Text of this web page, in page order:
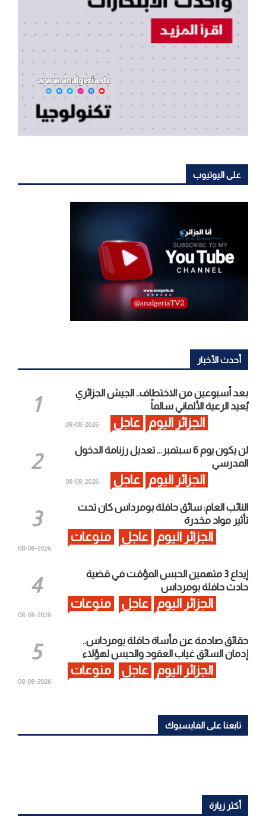
على اليوتيوب
أحدث الأخبار
بعد أسبوعين من الاختطاف.. الجيش الجزائري
يُعيد الرعية الألماني سالماً
الجزائر اليوم عاجل 2026-08-08
لن يكون يوم 6 سبتمبر… تعديل رزنامة الدخول
المدرسي
الجزائر اليوم عاجل 2026-08-08
النائب العام: سائق حافلة بومرداس كان تحت
تأثير مواد مخدرة
الجزائر اليوم عاجل منوعات
2026-08-08
إيداع 3 متهمين الحبس المؤقت في قضية
حادث حافلة بومرداس
الجزائر اليوم عاجل منوعات
2026-08-08
حقائق صادمة عن مأساة حافلة بومرداس..
إدمان السائق غياب العقود والحبس لهؤلاء
الجزائر اليوم عاجل منوعات
2026-08-08
تابعنا على الفايسبوك
أكثر زيارة